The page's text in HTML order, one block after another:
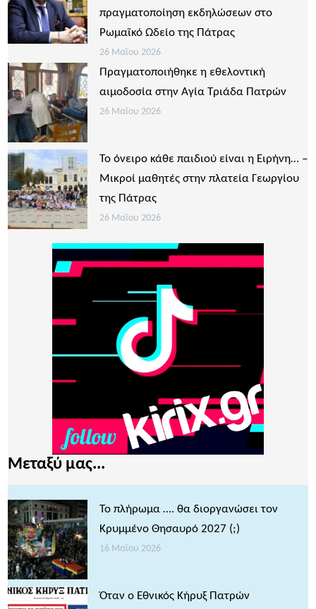
πραγματοποίηση εκδηλώσεων στο
Ρωμαϊκό Ωδείο της Πάτρας
26 Μαΐου 2026
Πραγματοποιήθηκε η εθελοντική
αιμοδοσία στην Αγία Τριάδα Πατρών
26 Μαΐου 2026
Το όνειρο κάθε παιδιού είναι η Ειρήνη… –
Μικροί μαθητές στην πλατεία Γεωργίου
της Πάτρας
26 Μαΐου 2026
Μεταξύ μας...
Το πλήρωμα …. θα διοργανώσει τον
Κρυμμένο Θησαυρό 2027 (;)
16 Μαΐου 2026
Όταν ο Εθνικός Κήρυξ Πατρών